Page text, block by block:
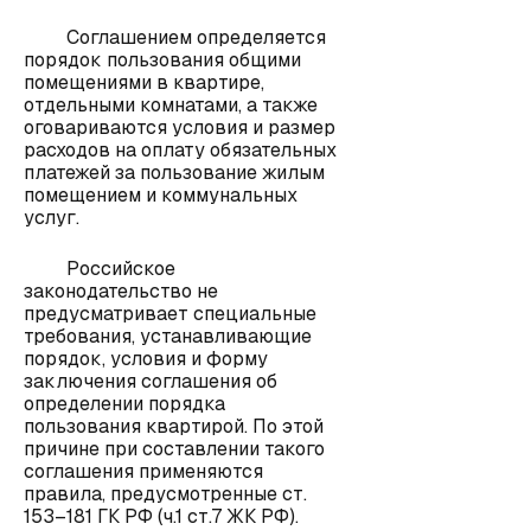
Соглашением определяется
порядок пользования общими
помещениями в квартире,
отдельными комнатами, а также
оговариваются условия и размер
расходов на оплату обязательных
платежей за пользование жилым
помещением и коммунальных
услуг.
Российское
законодательство не
предусматривает специальные
требования, устанавливающие
порядок, условия и форму
заключения соглашения об
определении порядка
пользования квартирой. По этой
причине при составлении такого
соглашения применяются
правила, предусмотренные ст.
153–181 ГК РФ (ч.1 ст.7 ЖК РФ).